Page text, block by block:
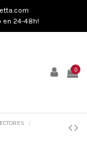
en 24-48h!
0